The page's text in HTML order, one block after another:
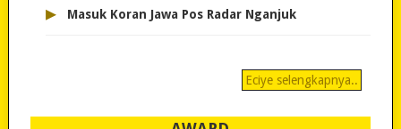
▸ Masuk Koran Jawa Pos Radar Nganjuk
Eciye selengkapnya..